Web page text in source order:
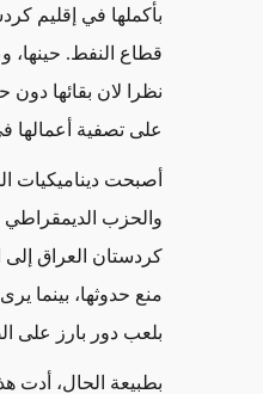
بأكملها في إقليم
قطاع النفط. حينها،
نظرا لان بقائها
على تصفية أعمالها
أصبحت ديناميكيات
والحزب الديمقراطي
كردستان العراق إلى
منع حدوثها، بينما
بلعب دور بارز على
بطبيعة الحال، أدت